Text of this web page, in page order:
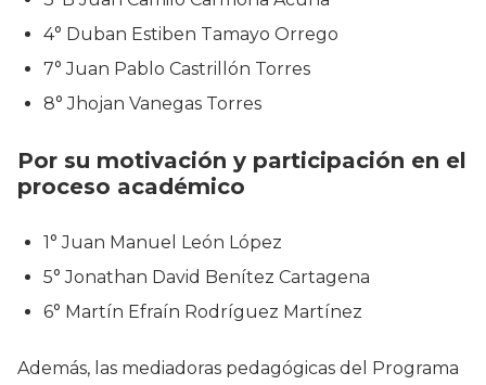
4° Duban Estiben Tamayo Orrego
7° Juan Pablo Castrillón Torres
8° Jhojan Vanegas Torres
Por su motivación y participación en el
proceso académico
1° Juan Manuel León López
5° Jonathan David Benítez Cartagena
6° Martín Efraín Rodríguez Martínez
Además, las mediadoras pedagógicas del Programa